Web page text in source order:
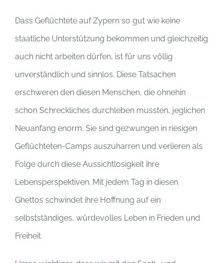
Dass Geflüchtete auf Zypern so gut wie keine
staatliche Unterstützung bekommen und gleichzeitig
auch nicht arbeiten dürfen, ist für uns völlig
unverständlich und sinnlos. Diese Tatsachen
erschweren den diesen Menschen, die ohnehin
schon Schreckliches durchleben mussten, jeglichen
Neuanfang enorm. Sie sind gezwungen in riesigen
Geflüchteten-Camps auszuharren und verlieren als
Folge durch diese Aussichtlosigkeit ihre
Lebensperspektiven. Mit jedem Tag in diesen
Ghettos schwindet ihre Hoffnung auf ein
selbstständiges, würdevolles Leben in Frieden und
Freiheit.